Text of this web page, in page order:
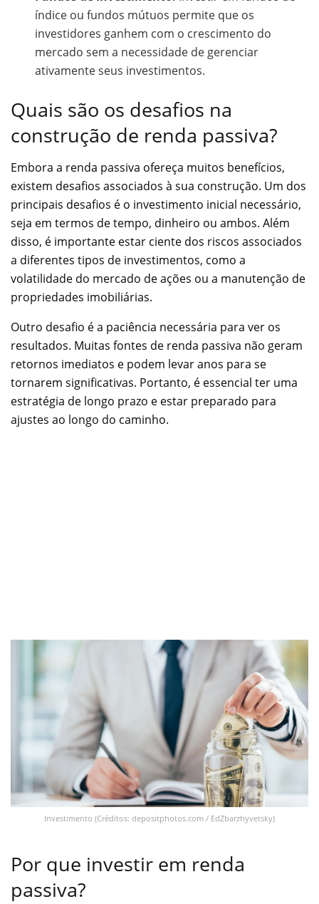
índice ou fundos mútuos permite que os
investidores ganhem com o crescimento do
mercado sem a necessidade de gerenciar
ativamente seus investimentos.
Quais são os desafios na
construção de renda passiva?
Embora a renda passiva ofereça muitos benefícios,
existem desafios associados à sua construção. Um dos
principais desafios é o investimento inicial necessário,
seja em termos de tempo, dinheiro ou ambos. Além
disso, é importante estar ciente dos riscos associados
a diferentes tipos de investimentos, como a
volatilidade do mercado de ações ou a manutenção de
propriedades imobiliárias.
Outro desafio é a paciência necessária para ver os
resultados. Muitas fontes de renda passiva não geram
retornos imediatos e podem levar anos para se
tornarem significativas. Portanto, é essencial ter uma
estratégia de longo prazo e estar preparado para
ajustes ao longo do caminho.
Investimento (Créditos: depositphotos.com / EdZbarzhyvetsky)
Por que investir em renda
passiva?